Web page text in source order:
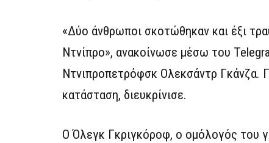
«Δύο άνθρωποι σκοτώθηκαν και έξι
Ντνίπρο», ανακοίνωσε μέσω του
Ντνιπροπετρόφσκ Ολεκσάντρ Γκάνζα.
κατάσταση, διευκρίνισε.
Ο Όλεγκ Γκριγκόροφ, ο ομόλογός του